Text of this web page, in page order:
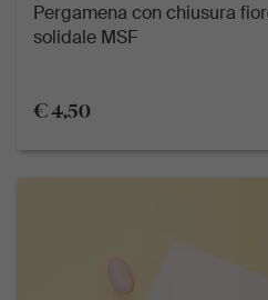
Pergamena con chiusura
solidale MSF
€ 4,50